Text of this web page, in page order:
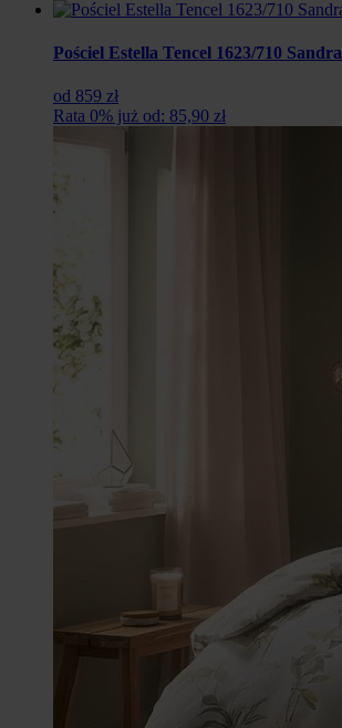
Pościel Estella Tencel 1623/710 Sandra
od 859 zł
Rata 0% już od: 85,90 zł